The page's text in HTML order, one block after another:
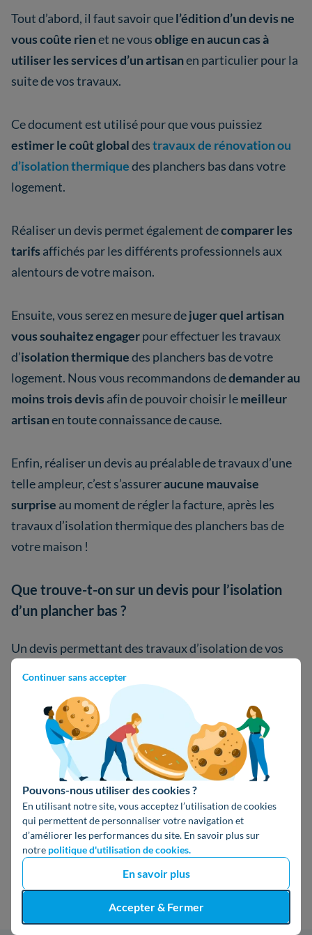
Continuer sans accepter
Pouvons-nous utiliser des cookies ?
En utilisant notre site, vous acceptez l’utilisation de cookies
qui permettent de personnaliser votre navigation et
d’améliorer les performances du site. En savoir plus sur
notre politique d'utilisation de cookies.
En savoir plus
Accepter & Fermer
Tout d’abord, il faut savoir quel’édition d’un devis ne
vous coûte rienet ne vousoblige en aucun cas à
utiliser les services d’un artisanen particulier pour la
suite de vos travaux.
Ce document est utilisé pour que vous puissiez
estimer le coût globaldestravaux de rénovation ou
d’isolation thermiquedes planchers bas dans votre
logement.
Réaliser un devis permet également decomparer les
tarifs affichés par les différents professionnels aux
alentours de votre maison.
Ensuite, vous serez en mesure dejuger quel artisan
vous souhaitez engagerpour effectuer les travaux
d’isolation thermiquedes planchers bas de votre
logement. Nous vous recommandons dedemander au
moins trois devis afin de pouvoir choisir lemeilleur
artisanen toute connaissance de cause.
Enfin, réaliser un devis au préalable de travaux d’une
telle ampleur, c’est s’assureraucune mauvaise
surprise au moment de régler la facture, après les
travaux d’isolation thermique des planchers bas de
votre maison !
Que trouve-t-on sur un devis pour l’isolation
d’un plancher bas ?
Un devis permettant des travaux d’isolation de vos
éléments indispensables. Les voici :
prix des matériaux à installer ;
coût de la main-d'œuvre;
la liste complète detoutes les prestations
(travaux d’aménagement, installation de l’isolant,
etc.) ;
informations secondaires
(les références
des matériaux, etc.).